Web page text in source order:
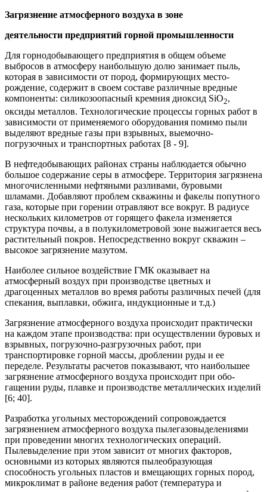
Загрязнение атмосферного воздуха в зоне
деятельности предприятий горной промышленности
Для горнодобывающего предприятия в общем объеме
выбросов в атмосферу наибольшую долю занимает пыль,
которая в зависимости от пород, формирующих место­
рождение, содержит в своем составе различные вредные
компоненты: силикозоопасный кремния диоксид SiO2,
оксиды металлов. Технологические процессы горных ра­бот в
зависимости от применяемого оборудования помимо пыли
выделяют вредные газы при взрывных, выемочно-
погрузочных и транспортных работах [8 - 9].
В нефтедобывающих районах страны наблюдается обычно
большое содержание серы в атмосфере. Территория загрязнена
многочисленными нефтяными разливами, буровыми
шламами. Добавляют проблем скважины и факе­лы попутного
газа, которые при горении отравляют все вокруг. В радиусе
несколь­ких километров от горящего факела изме­няется
структура почвы, а в полукиломет­ровой зоне выжигается весь
растительный покров. Непосредственно вокруг скважин –
высокое загрязнение мазутом.
Наиболее сильное воздействие ГМК оказывает на
атмосферный воздух при про­изводстве цветных и
драгоценных металлов во время работы различных печей (для
спекания, выплавки, обжига, индукционные и т.д.)
Загрязнение атмосферного воздуха происходит практически
на каждом этапе производства: при осуществлении буровых и
взрывных, погрузочно-разгрузочных работ, при
транспортировке горной массы, дробле­нии руды и ее
переделе. Результаты расчетов показывают, что наибольшее
загрязнение атмосферного воздуха происходит при обо­
гащении руды, плавке и производстве металлических изделий
[6; 40].
Разработка угольных месторождений сопровождается
загрязнением атмосферного воздуха пылегазовыделениями
при проведении многих технологических операций.
Пылевыделение при этом зависит от многих факторов,
основными из которых являют­ся пылеобразующая
способность угольных пластов и вме­щающих горных пород,
микроклимат в районе ведения работ (температура и